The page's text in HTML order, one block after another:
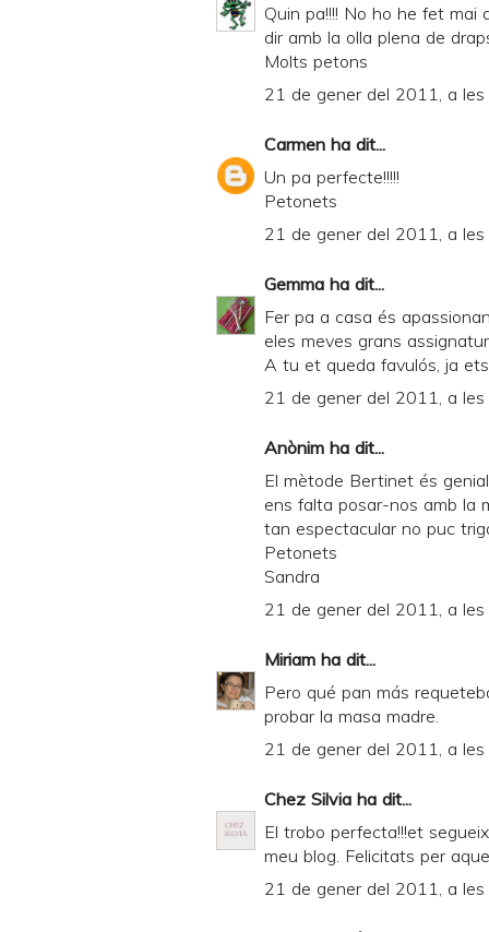
Quin pa!!!! No ho he fet mai
dir amb la olla plena de
Molts petons
21 de gener del 2011, a
Carmen ha dit...
Un pa perfecte!!!!!
Petonets
21 de gener del 2011, a
Gemma ha dit...
Fer pa a casa és
eles meves grans
A tu et queda favulós, ja
21 de gener del 2011, a
Anònim ha dit...
El mètode Bertinet és
ens falta posar-nos amb la
tan espectacular no puc
Petonets
Sandra
21 de gener del 2011, a
Miriam ha dit...
Pero qué pan más
probar la masa madre.
21 de gener del 2011, a
Chez Silvia ha dit...
El trobo perfecta!!!et
meu blog. Felicitats per
21 de gener del 2011, a